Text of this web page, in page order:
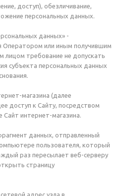
доступ), обезличивание,
персональных данных.
данных» -
Оператором или иным получившим
лицом требование не допускать
субъекта персональных данных
магазина (далее
доступ к Сайту, посредством
Сайт интернет-магазина.
данных, отправленный
пользователя, который
раз пересылает веб-серверу
страницу
адрес узла в